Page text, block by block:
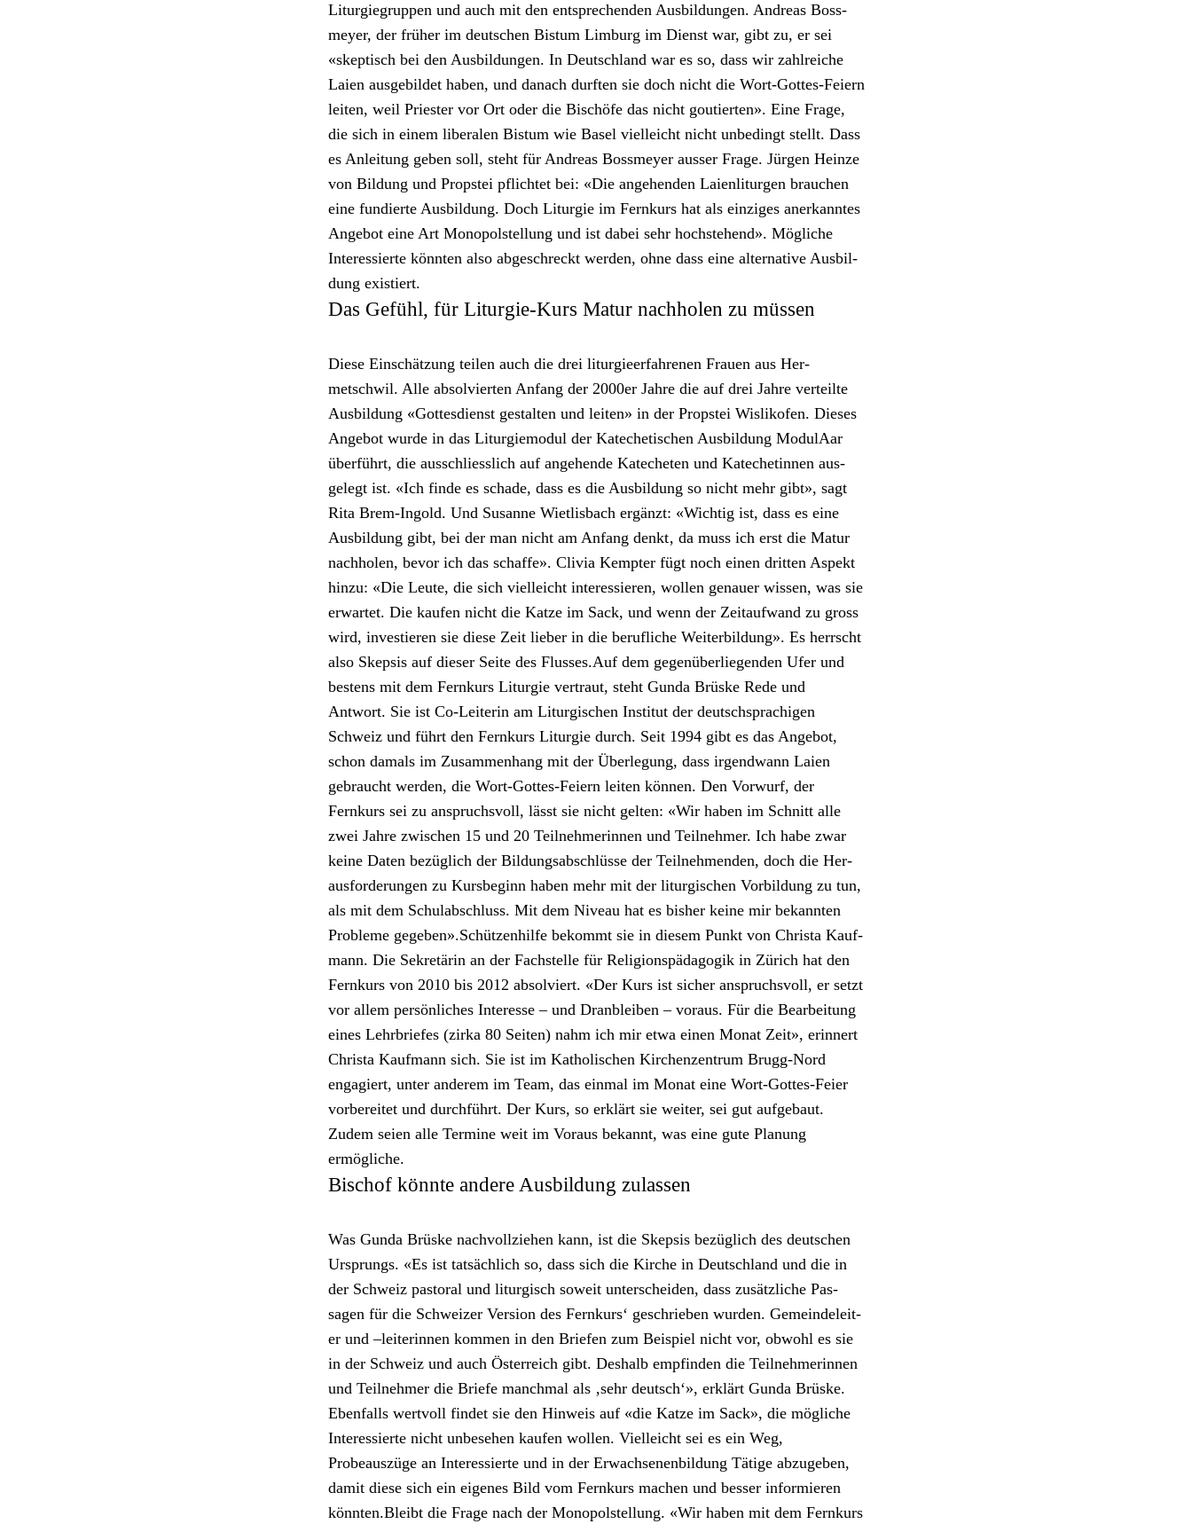
Liturgiegrup­pen und auch mit den entsprechen­den Aus­bil­dun­gen. Andreas Boss­
mey­er, der früher im deutschen Bis­tum Lim­burg im Dienst war, gibt zu, er sei
«skep­tisch bei den Aus­bil­dun­gen. In Deutsch­land war es so, dass wir zahlre­iche
Laien aus­ge­bildet haben, und danach durften sie doch nicht die Wort-Gottes-Feiern
leit­en, weil Priester vor Ort oder die Bis­chöfe das nicht goutierten». Eine Frage,
die sich in einem lib­eralen Bis­tum wie Basel vielle­icht nicht unbe­d­ingt stellt. Dass
es Anleitung geben soll, ste­ht für Andreas Boss­mey­er auss­er Frage. Jür­gen Heinze
von Bil­dung und Prop­stei pflichtet bei: «Die ange­hen­den Laien­l­i­tur­gen brauchen
eine fundierte Aus­bil­dung. Doch Liturgie im Fernkurs hat als einziges anerkan­ntes
Ange­bot eine Art Monopol­stel­lung und ist dabei sehr hochste­hend». Mögliche
Inter­essierte kön­nten also abgeschreckt wer­den, ohne dass eine alter­na­tive Aus­bil­
dung existiert.
Das Gefühl, für Liturgie-Kurs Matur nachholen zu müssen
Diese Ein­schätzung teilen auch die drei liturgieer­fahre­nen Frauen aus Her­
metschwil. Alle absolvierten Anfang der 2000er Jahre die auf drei Jahre verteilte
Aus­bil­dung «Gottes­di­enst gestal­ten und leit­en» in der Prop­stei Wis­likofen. Dieses
Ange­bot wurde in das Liturgiemod­ul der Kat­e­chetis­chen Aus­bil­dung Mod­u­lAar
über­führt, die auss­chliesslich auf ange­hende Kat­e­cheten und Kat­e­chetinnen aus­
gelegt ist. «Ich finde es schade, dass es die Aus­bil­dung so nicht mehr gibt», sagt
Rita Brem-Ingold. Und Susanne Wietlis­bach ergänzt: «Wichtig ist, dass es eine
Aus­bil­dung gibt, bei der man nicht am Anfang denkt‚ da muss ich erst die Matur
nach­holen, bevor ich das schaffe». Clivia Kempter fügt noch einen drit­ten Aspekt
hinzu: «Die Leute, die sich vielle­icht inter­essieren, wollen genauer wis­sen, was sie
erwartet. Die kaufen nicht die Katze im Sack, und wenn der Zeitaufwand zu gross
wird, investieren sie diese Zeit lieber in die beru­fliche Weit­er­bil­dung». Es herrscht
also Skep­sis auf dieser Seite des Flusses.Auf dem gegenüber­liegen­den Ufer und
bestens mit dem Fernkurs Liturgie ver­traut, ste­ht Gun­da Brüske Rede und
Antwort. Sie ist Co-Lei­t­erin am Litur­gis­chen Insti­tut der deutschsprachi­gen
Schweiz und führt den Fernkurs Liturgie durch. Seit 1994 gibt es das Ange­bot,
schon damals im Zusam­men­hang mit der Über­legung, dass irgend­wann Laien
gebraucht wer­den, die Wort-Gottes-Feiern leit­en kön­nen. Den Vor­wurf, der
Fernkurs sei zu anspruchsvoll, lässt sie nicht gel­ten: «Wir haben im Schnitt alle
zwei Jahre zwis­chen 15 und 20 Teil­nehmerin­nen und Teil­nehmer. Ich habe zwar
keine Dat­en bezüglich der Bil­dungsab­schlüsse der Teil­nehmenden, doch die Her­
aus­forderun­gen zu Kurs­be­ginn haben mehr mit der litur­gis­chen Vor­bil­dung zu tun,
als mit dem Schu­la­b­schluss. Mit dem Niveau hat es bish­er keine mir bekan­nten
Prob­leme gegeben».Schützen­hil­fe bekommt sie in diesem Punkt von Christa Kauf­
mann. Die Sekretärin an der Fach­stelle für Reli­gion­späd­a­gogik in Zürich hat den
Fernkurs von 2010 bis 2012 absolviert. «Der Kurs ist sich­er anspruchsvoll, er set­zt
vor allem per­sön­lich­es Inter­esse – und Dran­bleiben – voraus. Für die Bear­beitung
eines Lehrbriefes (zir­ka 80 Seit­en) nahm ich mir etwa einen Monat Zeit», erin­nert
Christa Kauf­mann sich. Sie ist im Katholis­chen Kirchen­zen­trum Brugg-Nord
engagiert, unter anderem im Team, das ein­mal im Monat eine Wort-Gottes-Feier
vor­bere­it­et und durch­führt. Der Kurs, so erk­lärt sie weit­er, sei gut aufge­baut.
Zudem seien alle Ter­mine weit im Voraus bekan­nt, was eine gute Pla­nung
ermögliche.
Bischof könnte andere Ausbildung zulassen
Was Gun­da Brüske nachvol­lziehen kann, ist die Skep­sis bezüglich des deutschen
Ursprungs. «Es ist tat­säch­lich so, dass sich die Kirche in Deutsch­land und die in
der Schweiz pas­toral und litur­gisch soweit unter­schei­den, dass zusät­zliche Pas­
sagen für die Schweiz­er Ver­sion des Fernkurs‘ geschrieben wur­den. Gemein­deleit­
er und –lei­t­erin­nen kom­men in den Briefen zum Beispiel nicht vor, obwohl es sie
in der Schweiz und auch Öster­re­ich gibt. Deshalb empfind­en die Teil­nehmerin­nen
und Teil­nehmer die Briefe manch­mal als ‚sehr deutsch‘», erk­lärt Gun­da Brüske.
Eben­falls wertvoll find­et sie den Hin­weis auf «die Katze im Sack», die mögliche
Inter­essierte nicht unbe­se­hen kaufen wollen. Vielle­icht sei es ein Weg,
Probeauszüge an Inter­essierte und in der Erwach­se­nen­bil­dung Tätige abzugeben,
damit diese sich ein eigenes Bild vom Fernkurs machen und bess­er informieren
kön­nten.Bleibt die Frage nach der Monopol­stel­lung. «Wir haben mit dem Fernkurs